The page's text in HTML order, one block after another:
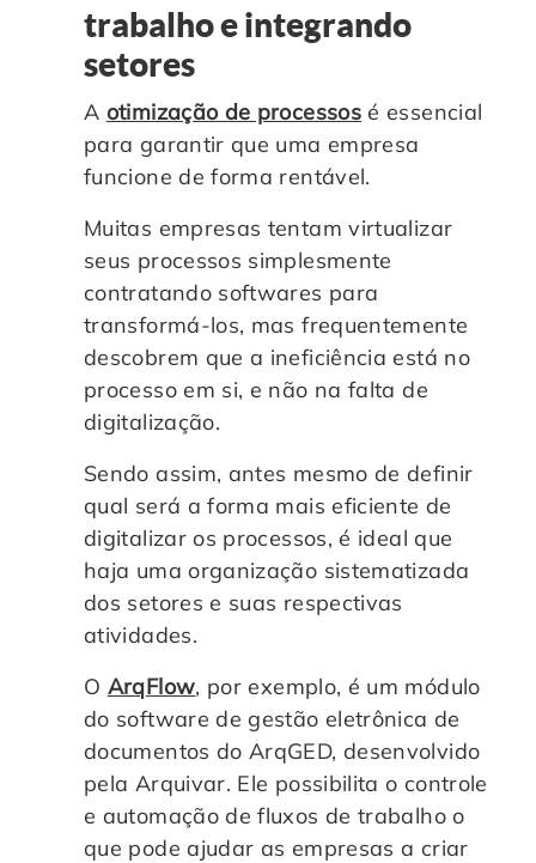
trabalho e integrando
setores
A otimização de processos é essencial
para garantir que uma empresa
funcione de forma rentável.
Muitas empresas tentam virtualizar
seus processos simplesmente
contratando softwares para
transformá-los, mas frequentemente
descobrem que a ineficiência está no
processo em si, e não na falta de
digitalização.
Sendo assim, antes mesmo de definir
qual será a forma mais eficiente de
digitalizar os processos, é ideal que
haja uma organização sistematizada
dos setores e suas respectivas
atividades.
O ArqFlow, por exemplo, é um módulo
do software de gestão eletrônica de
documentos do ArqGED, desenvolvido
pela Arquivar. Ele possibilita o controle
e automação de fluxos de trabalho o
que pode ajudar as empresas a criar